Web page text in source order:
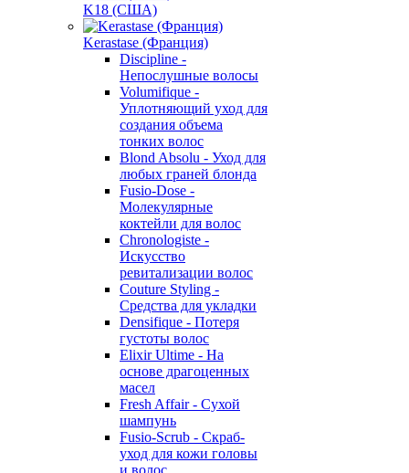
K18 (США)
Kerastase (Франция)
Discipline -
Непослушные волосы
Volumifique -
Уплотняющий уход для
создания объема
тонких волос
Blond Absolu - Уход для
любых граней блонда
Fusio-Dose -
Молекулярные
коктейли для волос
Chronologiste -
Искусство
ревитализации волос
Couture Styling -
Средства для укладки
Densifique - Потеря
густоты волос
Elixir Ultime - На
основе драгоценных
масел
Fresh Affair - Сухой
шампунь
Fusio-Scrub - Скраб-
уход для кожи головы
и волос